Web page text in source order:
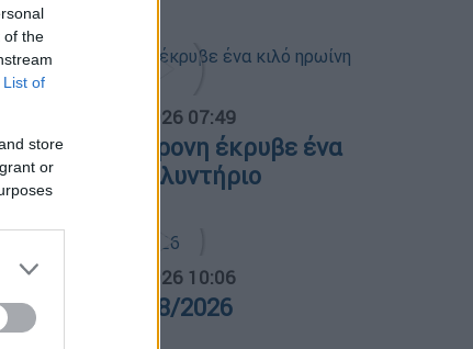
of the
List of
store
or
07.08.2026 07:49
46χρονη έκρυβε ένα
ηρωίνη στο πλυντήριο
06.08.2026 10:06
Ελλάδος 06/08/2026